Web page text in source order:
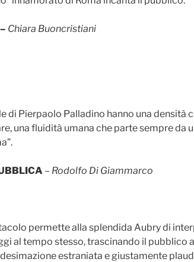
Chiara Buoncristiani
di Pierpaolo Palladino hanno una densità
una fluidità umana che parte sempre da
– Rodolfo Di Giammarco
permette alla splendida Aubry di
al tempo stesso, trascinando il pubblico
estraniata e giustamente